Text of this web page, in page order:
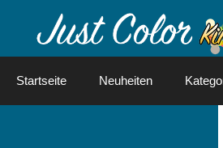
Startseite Neuheiten